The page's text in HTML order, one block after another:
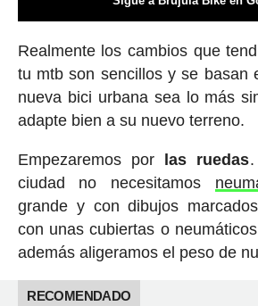
Realmente los cambios que
tu mtb son sencillos y se basan
nueva bici urbana sea lo más
adapte bien a su nuevo terreno.
Empezaremos por las ruedas
ciudad no necesitamos
grande y con dibujos
con unas cubiertas o
además aligeramos el peso de
RECOMENDADO